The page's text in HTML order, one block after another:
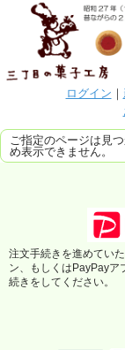
ログイン ｜
ご指定のページは見
め表示できません。
注文手続きを進めてい
ン、もしくはPayPayア
続きをしてください。